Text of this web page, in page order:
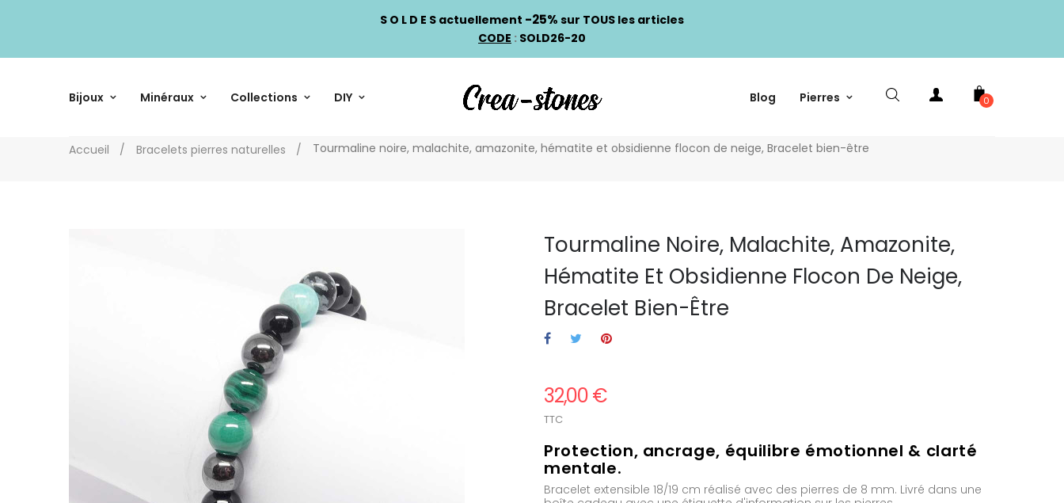
S O L D E S actuellement -25% sur TOUS les articles
CODE : SOLD26-20
Bijoux Minéraux Collections DIY Blog Pierres 0
Accueil Bracelets pierres naturelles Tourmaline noire, malachite, amazonite, hématite et obsidienne flocon de neige, Bracelet bien-être
Tourmaline Noire, Malachite, Amazonite,
Hématite Et Obsidienne Flocon De Neige,
Bracelet Bien-Être
32,00 €
TTC
Protection, ancrage, équilibre émotionnel & clarté
mentale.
Bracelet extensible 18/19 cm réalisé avec des pierres de 8 mm. Livré dans une